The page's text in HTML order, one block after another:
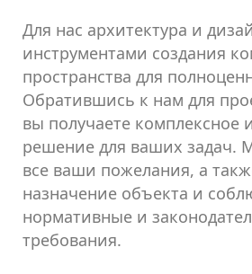
Для нас архитектура и
инструментами создания
пространства для
Обратившись к нам для
вы получаете комплексное
решение для ваших задач.
все ваши пожелания, а
назначение объекта и
нормативные и
требования.